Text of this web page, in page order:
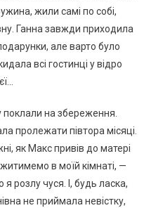
жили самі по собі,
Ганна завжди приходила
але варто було
всі гостинці у відро
поклали на збереження.
пролежати півтора місяці.
як Макс привів до матері
в моїй кімнаті, —
розлу чуся. І, будь ласка,
не приймала невістку,